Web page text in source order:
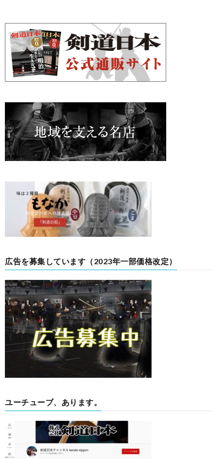
広告を募集しています（2023年一部価格改定）
ユーチューブ、あります。